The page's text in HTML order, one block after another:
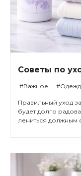
Советы по
#Важное
Правильный уход
будет долго
лениться должным